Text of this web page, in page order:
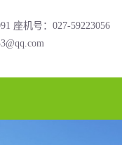
座机号：027-59223056